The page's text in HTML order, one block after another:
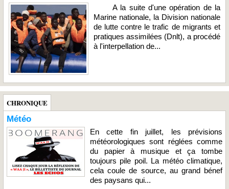
A la suite d'une opération de la
Marine nationale, la Division nationale
de lutte contre le trafic de migrants et
pratiques assimilées (Dnlt), a procédé
à l'interpellation de...
CHRONIQUE
Météo
En cette fin juillet, les prévisions
météorologiques sont réglées comme
du papier à musique et ça tombe
toujours pile poil. La météo climatique,
cela coule de source, au grand bénef
des paysans qui...